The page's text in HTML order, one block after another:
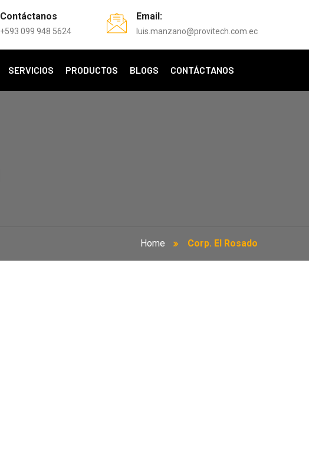
Contáctanos
+593 099 948 5624
Email:
luis.manzano@provitech.com.ec
SERVICIOS PRODUCTOS BLOGS CONTÁCTANOS
Home Corp. El Rosado